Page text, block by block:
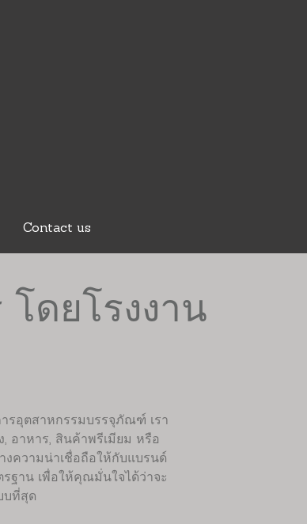
Contact us
ดยโรงงาน
รอุตสาหกรรมบรรจุภัณฑ์ เรา
อาหาร, สินค้าพรีเมียม หรือ
ความน่าเชื่อถือให้กับแบรนด์
ฐาน เพื่อให้คุณมั่นใจได้ว่าจะ
บที่สุด